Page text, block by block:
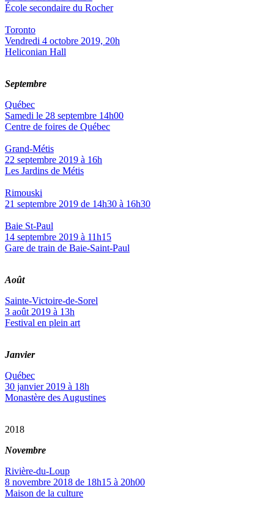
École secondaire du Rocher
Toronto
Vendredi 4 octobre 2019, 20h
Heliconian Hall
Septembre
Québec
Samedi le 28 septembre 14h00
Centre de foires de Québec
Grand-Métis
22 septembre 2019 à 16h
Les Jardins de Métis
Rimouski
21 septembre 2019 de 14h30 à 16h30
Baie St-Paul
14 septembre 2019 à 11h15
Gare de train de Baie-Saint-Paul
Août
Sainte-Victoire-de-Sorel
3 août 2019 à 13h
Festival en plein art
Janvier
Québec
30 janvier 2019 à 18h
Monastère des Augustines
2018
Novembre
Rivière-du-Loup
8 novembre 2018 de 18h15 à 20h00
Maison de la culture